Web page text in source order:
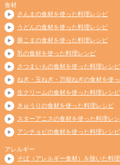
食材
さんまの食材を使った料理レシピ
うどんの食材を使った料理レシピ
豚こまの食材を使った料理レシピ
乳の食材を使った料理レシピ
さつまいもの食材を使った料理レシピ
ねぎ・玉ねぎ・万能ねぎの食材を使
生クリームの食材を使った料理レシピ
きゅうりの食材を使った料理レシピ
スターアニスの食材を使った料理レ
アンチョビの食材を使った料理レシピ
アレルギー
そば（アレルギー食材）を除いた料